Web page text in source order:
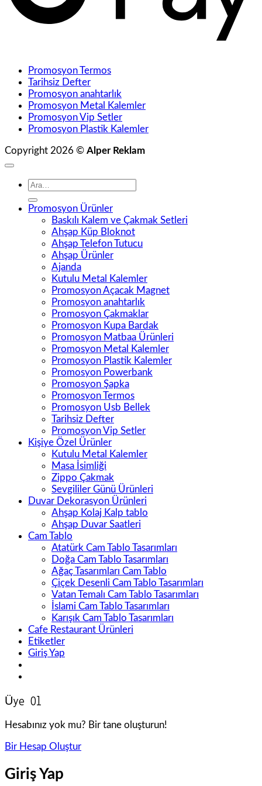
Promosyon Termos
Tarihsiz Defter
Promosyon anahtarlık
Promosyon Metal Kalemler
Promosyon Vip Setler
Promosyon Plastik Kalemler
Copyright 2026 © Alper Reklam
Ara:
Promosyon Ürünler
Baskılı Kalem ve Çakmak Setleri
Ahşap Küp Bloknot
Ahşap Telefon Tutucu
Ahşap Ürünler
Ajanda
Kutulu Metal Kalemler
Promosyon Açacak Magnet
Promosyon anahtarlık
Promosyon Çakmaklar
Promosyon Kupa Bardak
Promosyon Matbaa Ürünleri
Promosyon Metal Kalemler
Promosyon Plastik Kalemler
Promosyon Powerbank
Promosyon Şapka
Promosyon Termos
Promosyon Usb Bellek
Tarihsiz Defter
Promosyon Vip Setler
Kişiye Özel Ürünler
Kutulu Metal Kalemler
Masa İsimliği
Zippo Çakmak
Sevgililer Günü Ürünleri
Duvar Dekorasyon Ürünleri
Ahşap Kolaj Kalp tablo
Ahşap Duvar Saatleri
Cam Tablo
Atatürk Cam Tablo Tasarımları
Doğa Cam Tablo Tasarımları
Ağaç Tasarımları Cam Tablo
Çiçek Desenli Cam Tablo Tasarımları
Vatan Temalı Cam Tablo Tasarımları
İslami Cam Tablo Tasarımları
Karışık Cam Tablo Tasarımları
Cafe Restaurant Ürünleri
Etiketler
Giriş Yap
Üye Ol
Hesabınız yok mu? Bir tane oluşturun!
Bir Hesap Oluştur
Giriş Yap